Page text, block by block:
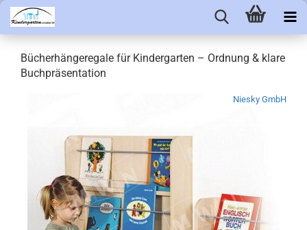
Bücherhängeregale für Kindergarten – Ordnung & klare
Buchpräsentation
Niesky GmbH